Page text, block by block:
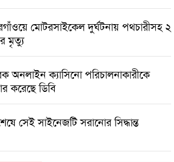
মোটরসাইকেল দুর্ঘটনায় পথচারীসহ ২
মৃত্যু
অনলাইন ক্যাসিনো পরিচালনাকারীকে
করেছে ডিবি
সেই সাইনেজটি সরানোর সিদ্ধান্ত